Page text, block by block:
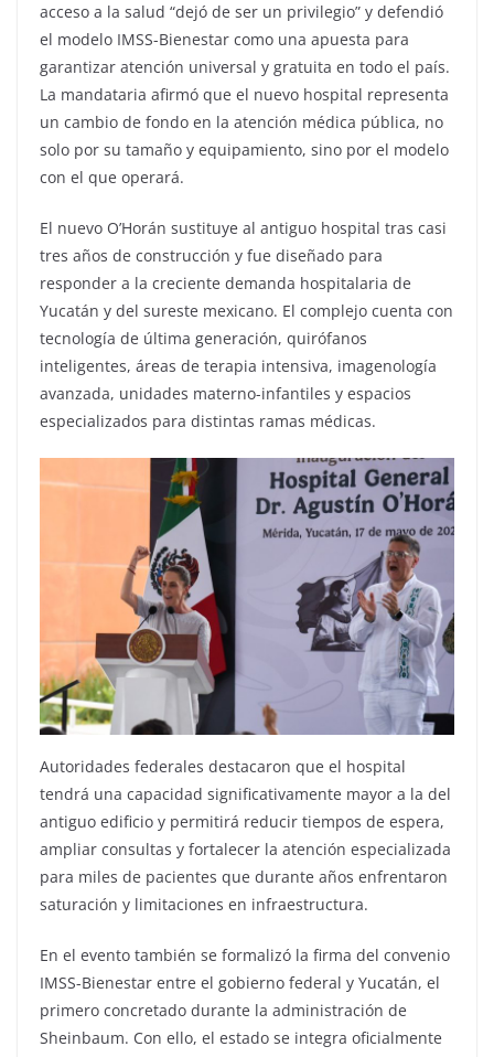
acceso a la salud “dejó de ser un privilegio” y defendió
el modelo IMSS-Bienestar como una apuesta para
garantizar atención universal y gratuita en todo el país.
La mandataria afirmó que el nuevo hospital representa
un cambio de fondo en la atención médica pública, no
solo por su tamaño y equipamiento, sino por el modelo
con el que operará.
El nuevo O’Horán sustituye al antiguo hospital tras casi
tres años de construcción y fue diseñado para
responder a la creciente demanda hospitalaria de
Yucatán y del sureste mexicano. El complejo cuenta con
tecnología de última generación, quirófanos
inteligentes, áreas de terapia intensiva, imagenología
avanzada, unidades materno-infantiles y espacios
especializados para distintas ramas médicas.
Autoridades federales destacaron que el hospital
tendrá una capacidad significativamente mayor a la del
antiguo edificio y permitirá reducir tiempos de espera,
ampliar consultas y fortalecer la atención especializada
para miles de pacientes que durante años enfrentaron
saturación y limitaciones en infraestructura.
En el evento también se formalizó la firma del convenio
IMSS-Bienestar entre el gobierno federal y Yucatán, el
primero concretado durante la administración de
Sheinbaum. Con ello, el estado se integra oficialmente